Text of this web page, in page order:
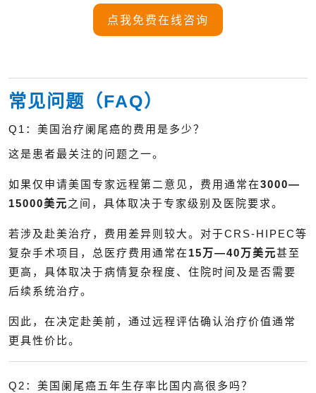
点我免费在线咨询
常见问题（FAQ）
Q1：美国治疗阑尾癌的费用是多少？
这是患者最关注的问题之一。
如果仅申请美国专家远程第二意见，费用通常在3000—
15000美元之间，具体取决于专家级别及医院要求。
若涉及赴美治疗，费用差异则较大。对于CRS-HIPEC等
复杂手术项目，总医疗费用通常在 15万—40万美元甚至
更高，具体取决于病情复杂程度、住院时间及是否需要
后续系统治疗。
因此，在决定赴美前，通过远程评估确认治疗价值通常
更具性价比。
Q2：美国阑尾癌五年生存率比国内高很多吗？